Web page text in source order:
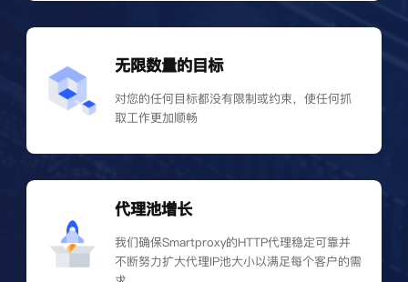
无限数量的目标
对您的任何目标都没有限制或约束，使任何抓
取工作更加顺畅
代理池增长
我们确保Smartproxy的HTTP代理稳定可靠并
不断努力扩大代理IP池大小以满足每个客户的需